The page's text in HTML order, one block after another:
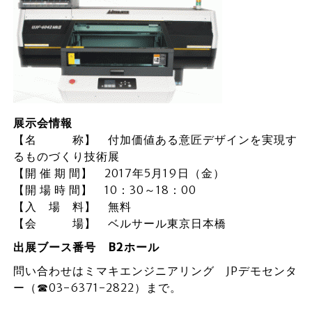
展示会情報
【名 称】 付加価値ある意匠デザインを実現す
るものづくり技術展
【開 催 期 間】 2017年5月19日（金）
【開 場 時 間】 10：30～18：00
【入 場 料】 無料
【会 場】 ベルサール東京日本橋
出展ブース番号 B2ホール
問い合わせはミマキエンジニアリング JPデモセンタ
ー（☎03-6371-2822）まで。